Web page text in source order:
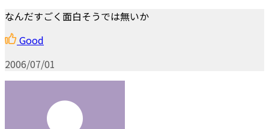
なんだすごく面白そうでは無いか
Good
2006/07/01